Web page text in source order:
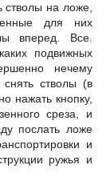
стволы на ложе,
для них
вперед. Все.
подвижных
нечему
стволы (в
нажать кнопку,
среза, и
послать ложе
и
ружья и